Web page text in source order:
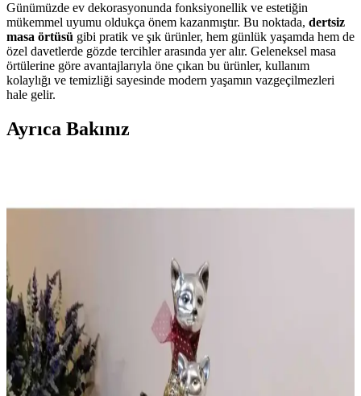
Günümüzde ev dekorasyonunda fonksiyonellik ve estetiğin
mükemmel uyumu oldukça önem kazanmıştır. Bu noktada, dertsiz
masa örtüsü gibi pratik ve şık ürünler, hem günlük yaşamda hem de
özel davetlerde gözde tercihler arasında yer alır. Geleneksel masa
örtülerine göre avantajlarıyla öne çıkan bu ürünler, kullanım
kolaylığı ve temizliği sayesinde modern yaşamın vazgeçilmezleri
hale gelir.
Ayrıca Bakınız
Vivamaison Siyah Çizgili Keten Dantelli Masa
Örtüsü: Şıklık ve Dayanıklılık Sunan Modern
Tasarım
Vivamaison'in siyah çizgili keten dantelli masa örtüsü, farklı boyut
seçenekleri ve dayanıklı yapısıyla ev ve otel ortamlarına şıklık
katıyor. Kolay bakım ve estetik detaylar sunar.